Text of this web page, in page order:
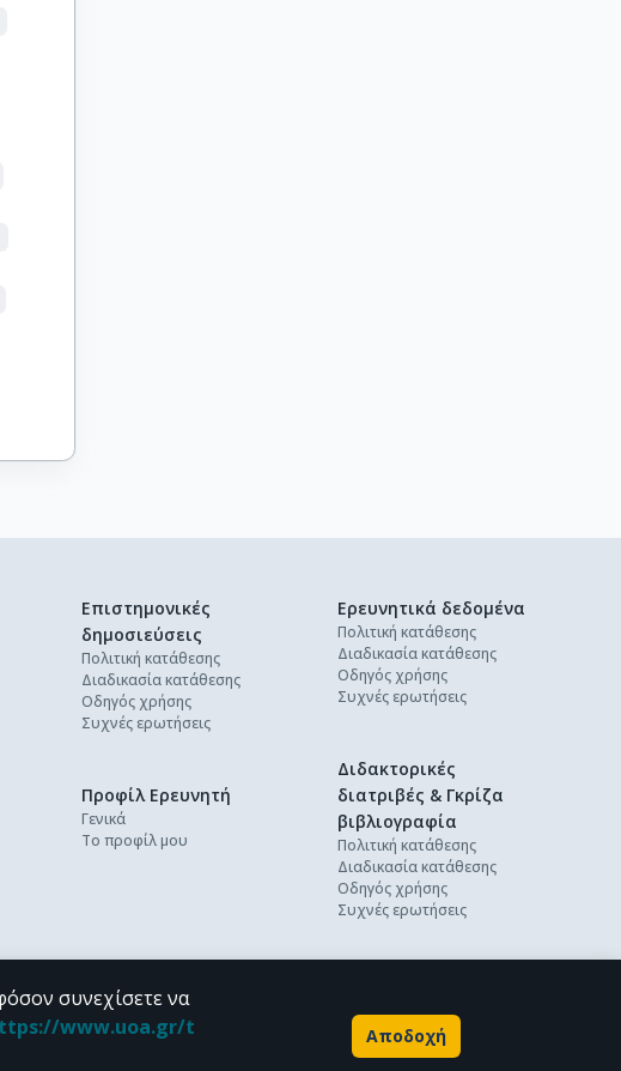
Επιστημονικές
δημοσιεύσεις
Πολιτική κατάθεσης
Διαδικασία κατάθεσης
Οδηγός χρήσης
Συχνές ερωτήσεις
Ερευνητικά δεδομένα
Πολιτική κατάθεσης
Διαδικασία κατάθεσης
Οδηγός χρήσης
Συχνές ερωτήσεις
Διδακτορικές
διατριβές & Γκρίζα
βιβλιογραφία
Πολιτική κατάθεσης
Διαδικασία κατάθεσης
Οδηγός χρήσης
Συχνές ερωτήσεις
Προφίλ Ερευνητή
Γενικά
Το προφίλ μου
συνεχίσετε να
www.uoa.gr/t
Αποδοχή